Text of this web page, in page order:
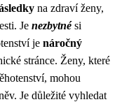
na zdraví ženy,
Je nezbytnési
je náročný
stránce. Ženy, které
mohou
Je důležité vyhledat